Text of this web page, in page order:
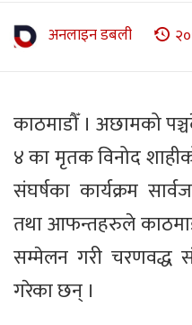
अनलाइन डबली
काठमाडौँ । अछामको
४ का मृतक विनोद
संघर्षका कार्यक्रम
तथा आफन्तहरुले
सम्मेलन गरी चरणवद्ध
गरेका छन् ।